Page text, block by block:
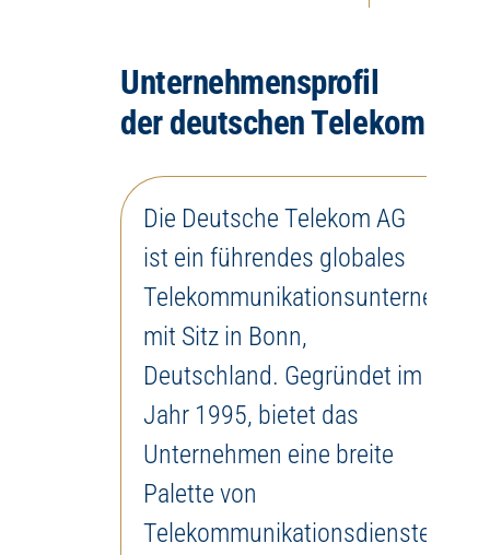
Unternehmensprofil
der deutschen Telekom
Die Deutsche Telekom AG
ist ein führendes globales
mit Sitz in Bonn,
Deutschland. Gegründet im
Jahr 1995, bietet das
Unternehmen eine breite
Palette von
Telekommunikationsdiensten